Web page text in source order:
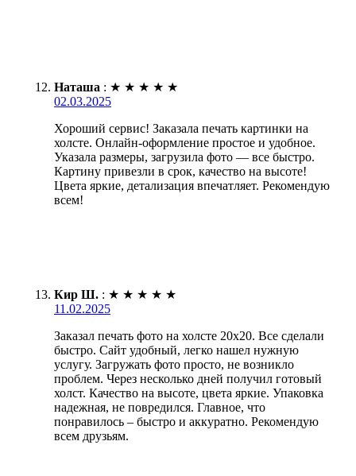
Наташа : ★ ★ ★ ★ ★
02.03.2025
Хороший сервис! Заказала печать картинки на
холсте. Онлайн-оформление простое и удобное.
Указала размеры, загрузила фото — все быстро.
Картину привезли в срок, качество на высоте!
Цвета яркие, детализация впечатляет. Рекомендую
всем!
Кир Ш. : ★ ★ ★ ★ ★
11.02.2025
Заказал печать фото на холсте 20х20. Все сделали
быстро. Сайт удобный, легко нашел нужную
услугу. Загружать фото просто, не возникло
проблем. Через несколько дней получил готовый
холст. Качество на высоте, цвета яркие. Упаковка
надежная, не повредился. Главное, что
понравилось – быстро и аккуратно. Рекомендую
всем друзьям.